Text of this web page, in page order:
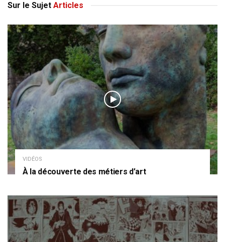
Sur le Sujet Articles
VIDÉOS
À la découverte des métiers d’art